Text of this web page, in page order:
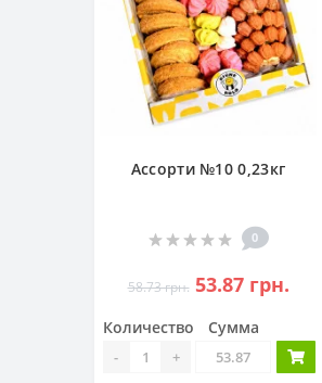
Ассорти №10 0,23кг
0
58.73 грн. 53.87 грн.
Количество
- +
Сумма